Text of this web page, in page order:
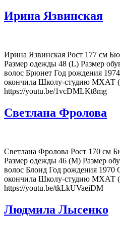
Ирина Язвинская
Ирина Язвинская Рост 177 см
Размер одежды 48 (L) Размер
волос Брюнет Год рождения
окончила Школу-студию МХАТ
https://youtu.be/1vcDMLKt8mg
Светлана Фролова
Светлана Фролова Рост 170 см
Размер одежды 46 (M) Размер
волос Блонд Год рождения 1970
окончила Школу-студию МХАТ
https://youtu.be/tkLkUVaeiDM
Людмила Лысенко